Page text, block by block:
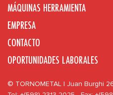
MÁQUINAS HERRAMIENTA
EMPRESA
CONTACTO
OPORTUNIDADES LABORALES
© TORNOMETAL | Juan Burghi